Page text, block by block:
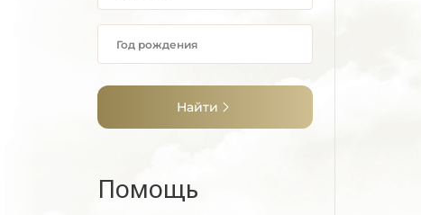
Найти
Помощь